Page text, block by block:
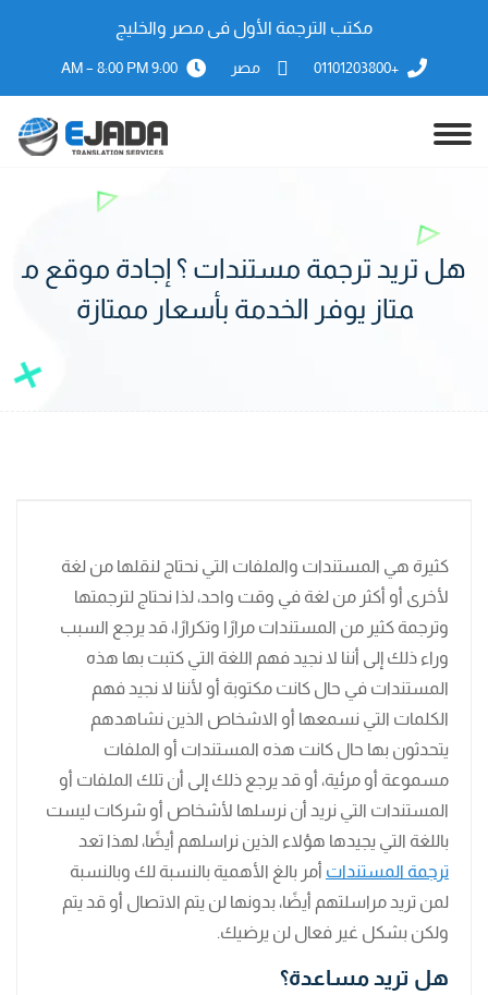
مكتب الترجمة الأول فى مصر والخليج
+01101203800 مصر 9:00 AM – 8:00 PM
هل تريد ترجمة مستندات ؟ إجادة موقع م
متاز يوفر الخدمة بأسعار ممتازة
كثيرة هي المستندات والملفات التي نحتاج لنقلها من لغة
لأخرى أو أكثر من لغة في وقت واحد، لذا نحتاج لترجمتها
وترجمة كثير من المستندات مرارًا وتكرارًا، قد يرجع السبب
وراء ذلك إلى أننا لا نجيد فهم اللغة التي كتبت بها هذه
المستندات في حال كانت مكتوبة أو لأننا لا نجيد فهم
الكلمات التي نسمعها أو الاشخاص الذين نشاهدهم
يتحدثون بها حال كانت هذه المستندات أو الملفات
مسموعة أو مرئية، أو قد يرجع ذلك إلى أن تلك الملفات أو
المستندات التي نريد أن نرسلها لأشخاص أو شركات ليست
باللغة التي يجيدها هؤلاء الذين نراسلهم أيضًا، لهذا تعد
ترجمة المستندات أمر بالغ الأهمية بالنسبة لك وبالنسبة
لمن تريد مراسلتهم أيضًا، بدونها لن يتم الاتصال أو قد يتم
ولكن بشكل غير فعال لن يرضيك.
هل تريد مساعدة؟